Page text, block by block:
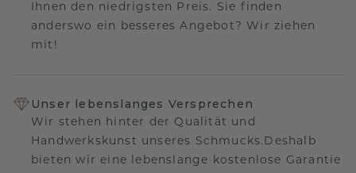
Ihnen den niedrigsten Preis. Sie finden
anderswo ein besseres Angebot? Wir ziehen
mit!
Unser lebenslanges Versprechen
Wir stehen hinter der Qualität und
Handwerkskunst unseres Schmucks.Deshalb
bieten wir eine lebenslange kostenlose Garantie